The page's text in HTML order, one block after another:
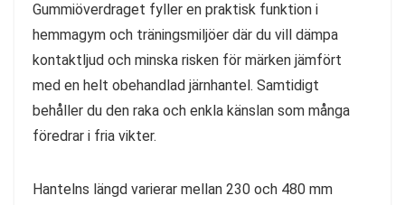
Gummiöverdraget fyller en praktisk funktion i
hemmagym och träningsmiljöer där du vill dämpa
kontaktljud och minska risken för märken jämfört
med en helt obehandlad järnhantel. Samtidigt
behåller du den raka och enkla känslan som många
föredrar i fria vikter.
Hantelns längd varierar mellan 230 och 480 mm